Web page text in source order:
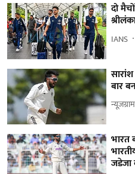
दो
IANS
बार
भारत
जडेजा